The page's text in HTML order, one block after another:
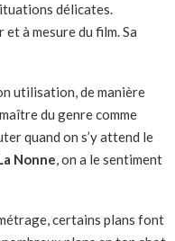
délicates.
à mesure du film. Sa
utilisation, de manière
du genre comme
quand on s’y attend le
Nonne, on a le sentiment
certains plans font